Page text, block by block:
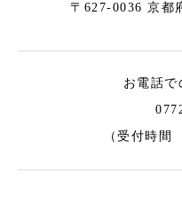
〒627-0036 京都
お電話で
（受付時間